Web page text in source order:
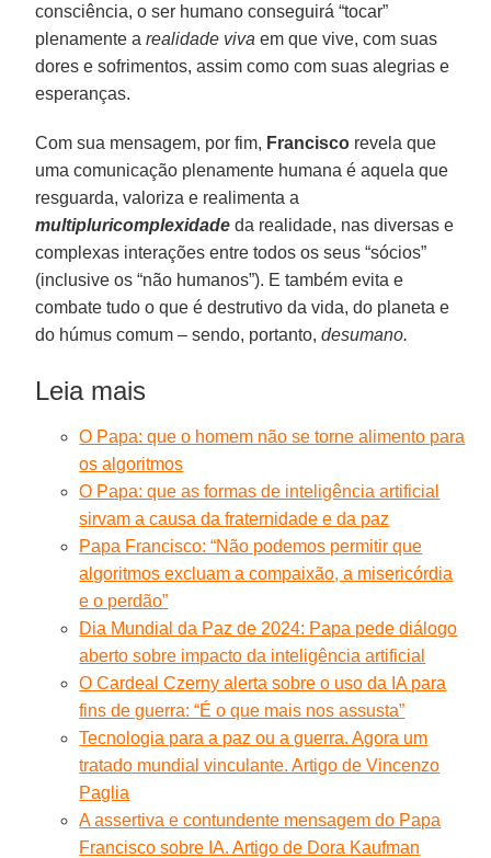
consciência, o ser humano conseguirá “tocar”
plenamente a realidade viva em que vive, com suas
dores e sofrimentos, assim como com suas alegrias e
esperanças.
Com sua mensagem, por fim, Francisco revela que
uma comunicação plenamente humana é aquela que
resguarda, valoriza e realimenta a
multipluricomplexidade da realidade, nas diversas e
complexas interações entre todos os seus “sócios”
(inclusive os “não humanos”). E também evita e
combate tudo o que é destrutivo da vida, do planeta e
do húmus comum – sendo, portanto,desumano.
Leia mais
O Papa: que o homem não se torne alimento para
os algoritmos
O Papa: que as formas de inteligência artificial
sirvam a causa da fraternidade e da paz
Papa Francisco: “Não podemos permitir que
algoritmos excluam a compaixão, a misericórdia
e o perdão”
Dia Mundial da Paz de 2024: Papa pede diálogo
aberto sobre impacto da inteligência artificial
O Cardeal Czerny alerta sobre o uso da IA ​​para
fins de guerra: “É o que mais nos assusta”
Tecnologia para a paz ou a guerra. Agora um
tratado mundial vinculante. Artigo de Vincenzo
Paglia
A assertiva e contundente mensagem do Papa
Francisco sobre IA. Artigo de Dora Kaufman